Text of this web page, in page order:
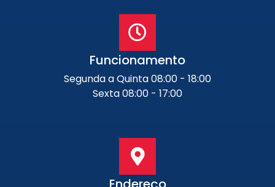
Funcionamento
Segunda a Quinta 08:00 - 18:00
Sexta 08:00 - 17:00